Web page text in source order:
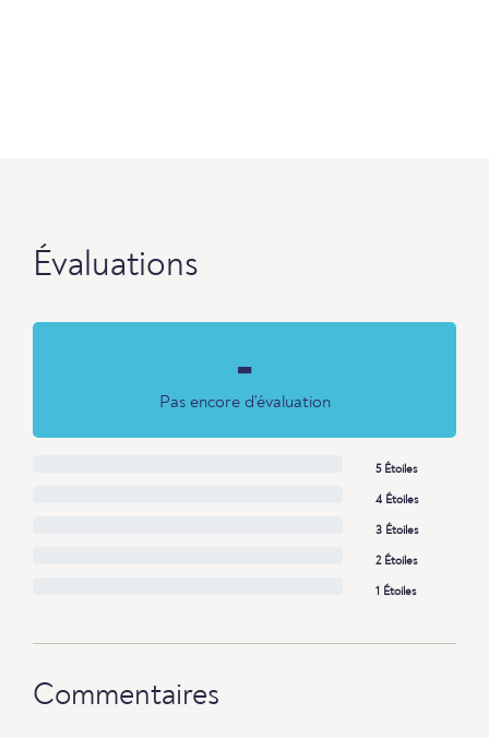
Évaluations
-
Pas encore d'évaluation
5 Étoiles
4 Étoiles
3 Étoiles
2 Étoiles
1 Étoiles
Commentaires